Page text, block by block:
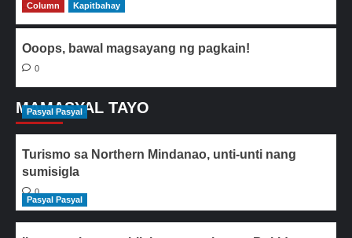
0
Column Kapitbahay
Ooops, bawal magsayang ng pagkain!
0
MAMASYAL TAYO
Pasyal Pasyal
Turismo sa Northern Mindanao, unti-unti nang
sumisigla
0
Pasyal Pasyal